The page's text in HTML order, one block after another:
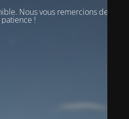
Nous vous remercions de votre
patience !